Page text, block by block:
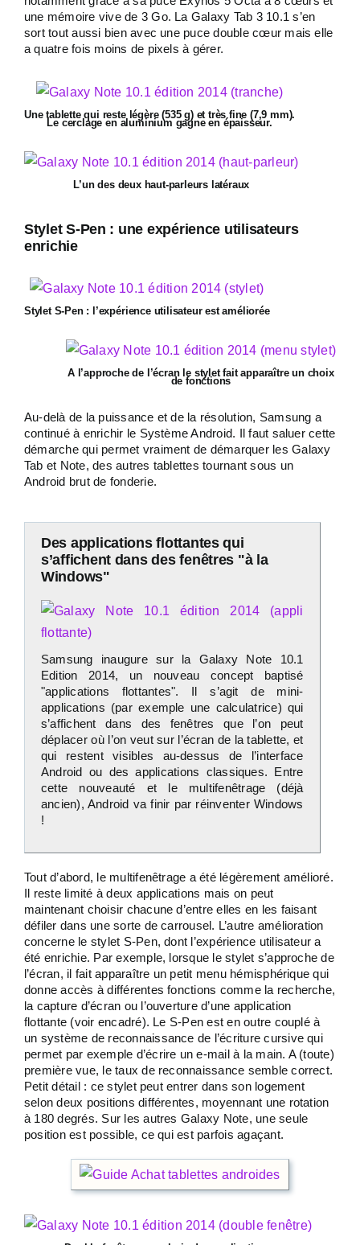
une mémoire vive de 3 Go. La Galaxy Tab 3 10.1 s’en
sort tout aussi bien avec une puce double cœur mais elle
a quatre fois moins de pixels à gérer.
Une tablette qui reste légère (535 g) et très fine (7,9 mm).
Le cerclage en aluminium gagne en épaisseur.
L’un des deux haut-parleurs latéraux
Stylet S-Pen : une expérience utilisateurs
enrichie
Stylet S-Pen : l’expérience utilisateur est améliorée
A l’approche de l’écran le stylet fait apparaître un choix
de fonctions
Au-delà de la puissance et de la résolution, Samsung a
continué à enrichir le Système Android. Il faut saluer cette
démarche qui permet vraiment de démarquer les Galaxy
Tab et Note, des autres tablettes tournant sous un
Android brut de fonderie.
Des applications flottantes qui
s’affichent dans des fenêtres "à la
Windows"
Samsung inaugure sur la Galaxy Note 10.1
Edition 2014, un nouveau concept baptisé
"applications flottantes". Il s’agit de mini-
applications (par exemple une calculatrice) qui
s’affichent dans des fenêtres que l’on peut
déplacer où l’on veut sur l’écran de la tablette, et
qui restent visibles au-dessus de l’interface
Android ou des applications classiques. Entre
cette nouveauté et le multifenêtrage (déjà
ancien), Android va finir par réinventer Windows
!
Tout d’abord, le multifenêtrage a été légèrement amélioré.
Il reste limité à deux applications mais on peut
maintenant choisir chacune d’entre elles en les faisant
défiler dans une sorte de carrousel. L’autre amélioration
concerne le stylet S-Pen, dont l’expérience utilisateur a
été enrichie. Par exemple, lorsque le stylet s’approche de
l’écran, il fait apparaître un petit menu hémisphérique qui
donne accès à différentes fonctions comme la recherche,
la capture d’écran ou l’ouverture d’une application
flottante (voir encadré). Le S-Pen est en outre couplé à
un système de reconnaissance de l’écriture cursive qui
permet par exemple d’écrire un e-mail à la main. A (toute)
première vue, le taux de reconnaissance semble correct.
Petit détail : ce stylet peut entrer dans son logement
selon deux positions différentes, moyennant une rotation
à 180 degrés. Sur les autres Galaxy Note, une seule
position est possible, ce qui est parfois agaçant.